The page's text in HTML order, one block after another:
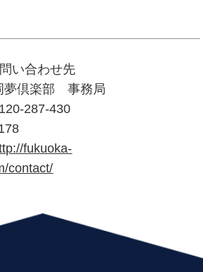
い合わせ先
夢倶楽部 事務局
287-430
fukuoka-
contact/